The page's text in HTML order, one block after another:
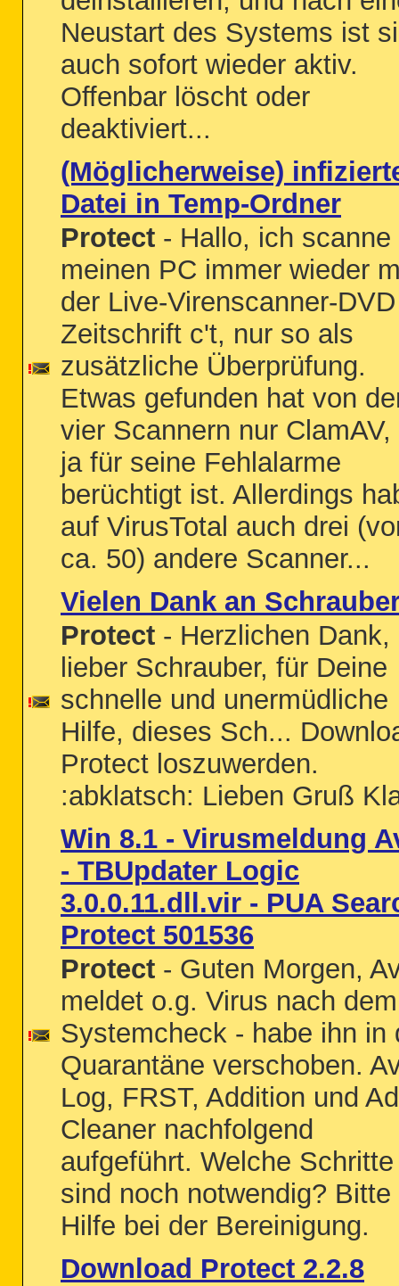
Neustart des Systems ist
auch sofort wieder aktiv.
Offenbar löscht oder
deaktiviert...
(Möglicherweise)
Datei in Temp-Ordner
Protect - Hallo, ich scanne
meinen PC immer wieder
der Live-Virenscanner-
Zeitschrift c't, nur so als
zusätzliche Überprüfung.
Etwas gefunden hat von
vier Scannern nur ClamAV,
ja für seine Fehlalarme
berüchtigt ist. Allerdings
auf VirusTotal auch drei
ca. 50) andere Scanner...
Vielen Dank an
Protect - Herzlichen Dank,
lieber Schrauber, für Deine
schnelle und unermüdliche
Hilfe, dieses Sch...
Protect loszuwerden.
:abklatsch: Lieben Gruß
Win 8.1 - Virusmeldung
- TBUpdater Logic
3.0.0.11.dll.vir - PUA
Protect 501536
Protect - Guten Morgen,
meldet o.g. Virus nach dem
Systemcheck - habe ihn in
Quarantäne verschoben.
Log, FRST, Addition und
Cleaner nachfolgend
aufgeführt. Welche Schritte
sind noch notwendig? Bitte
Hilfe bei der Bereinigung.
Download Protect 2.2.8